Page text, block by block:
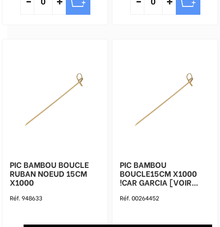
PIC BAMBOU BOUCLE
RUBAN NOEUD 15CM
X1000
Réf. 948633
PIC BAMBOU
BOUCLE15CM X1000
!CAR GARCIA [VOIR
Réf. 00264452